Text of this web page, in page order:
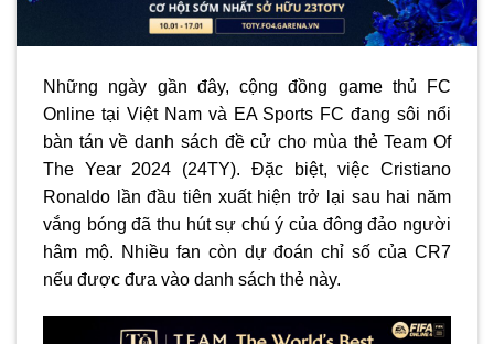
Những ngày gần đây, cộng đồng game thủ FC
Online tại Việt Nam và EA Sports FC đang sôi nổi
bàn tán về danh sách đề cử cho mùa thẻ Team Of
The Year 2024 (24TY). Đặc biệt, việc Cristiano
Ronaldo lần đầu tiên xuất hiện trở lại sau hai năm
vắng bóng đã thu hút sự chú ý của đông đảo người
hâm mộ. Nhiều fan còn dự đoán chỉ số của CR7
nếu được đưa vào danh sách thẻ này.